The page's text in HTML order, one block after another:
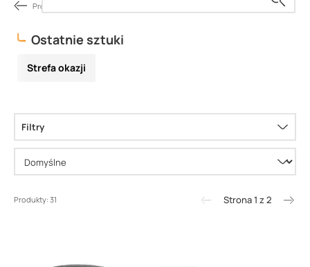
Promocje
Ostatnie sztuki
Strefa okazji
Filtry
Produkty: 31 Strona 1 z 2